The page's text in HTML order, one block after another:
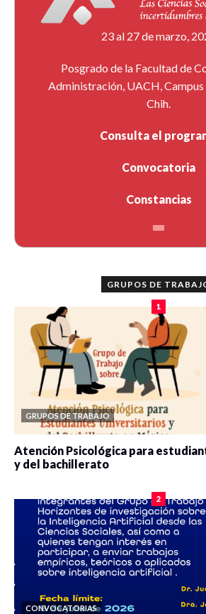
23 al 27 de marzo,
Posgrado de la Facultad de
Administración, UACH, Campus
Chih.
Consulta el
Convocatoria
Constancias
GRUPOS DE
1
GRUPOS DE TRABAJO
Atención Psicológica para
y del bachillerato
2
CONVOCATORIAS